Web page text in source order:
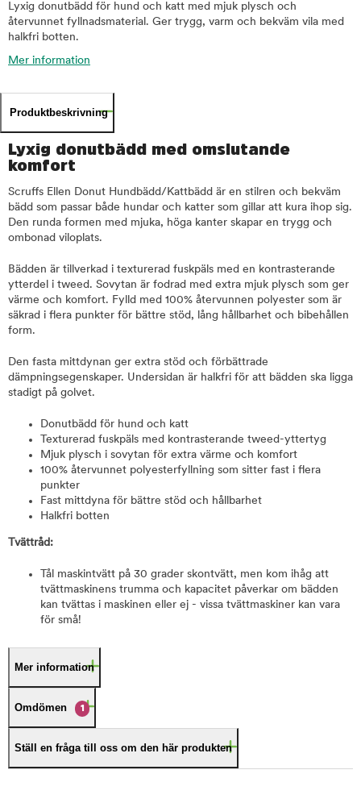
Lyxig donutbädd för hund och katt med mjuk plysch och
återvunnet fyllnadsmaterial. Ger trygg, varm och bekväm vila med
halkfri botten.
Mer information
Produktbeskrivning
Lyxig donutbädd med omslutande
komfort
Scruffs Ellen Donut Hundbädd/Kattbädd är en stilren och bekväm
bädd som passar både hundar och katter som gillar att kura ihop sig.
Den runda formen med mjuka, höga kanter skapar en trygg och
ombonad viloplats.
Bädden är tillverkad i texturerad fuskpäls med en kontrasterande
ytterdel i tweed. Sovytan är fodrad med extra mjuk plysch som ger
värme och komfort. Fylld med 100% återvunnen polyester som är
säkrad i flera punkter för bättre stöd, lång hållbarhet och bibehållen
form.
Den fasta mittdynan ger extra stöd och förbättrade
dämpningsegenskaper. Undersidan är halkfri för att bädden ska ligga
stadigt på golvet.
Donutbädd för hund och katt
Texturerad fuskpäls med kontrasterande tweed-yttertyg
Mjuk plysch i sovytan för extra värme och komfort
100% återvunnet polyesterfyllning som sitter fast i flera
punkter
Fast mittdyna för bättre stöd och hållbarhet
Halkfri botten
Tvättråd:
Tål maskintvätt på 30 grader skontvätt, men kom ihåg att
tvättmaskinens trumma och kapacitet påverkar om bädden
kan tvättas i maskinen eller ej - vissa tvättmaskiner kan vara
för små!
Mer information
Omdömen 1
Ställ en fråga till oss om den här produkten